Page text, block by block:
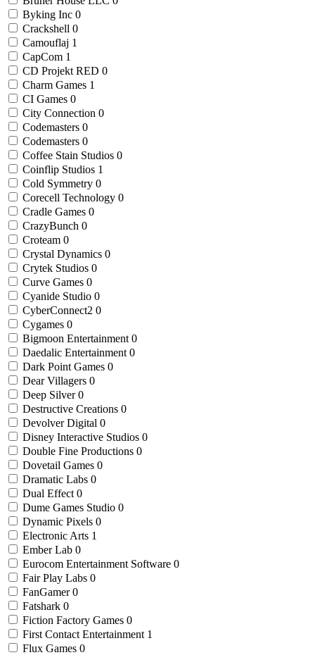
Byking Inc 0
Crackshell 0
Camouflaj 1
CapCom 1
CD Projekt RED 0
Charm Games 1
CI Games 0
City Connection 0
Codemasters 0
Codemasters 0
Coffee Stain Studios 0
Coinflip Studios 1
Cold Symmetry 0
Corecell Technology 0
Cradle Games 0
CrazyBunch 0
Croteam 0
Crystal Dynamics 0
Crytek Studios 0
Curve Games 0
Cyanide Studio 0
CyberConnect2 0
Cygames 0
Bigmoon Entertainment 0
Daedalic Entertainment 0
Dark Point Games 0
Dear Villagers 0
Deep Silver 0
Destructive Creations 0
Devolver Digital 0
Disney Interactive Studios 0
Double Fine Productions 0
Dovetail Games 0
Dramatic Labs 0
Dual Effect 0
Dume Games Studio 0
Dynamic Pixels 0
Electronic Arts 1
Ember Lab 0
Eurocom Entertainment Software 0
Fair Play Labs 0
FanGamer 0
Fatshark 0
Fiction Factory Games 0
First Contact Entertainment 1
Flux Games 0